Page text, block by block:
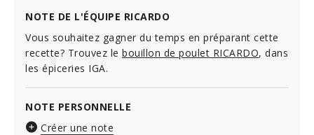
NOTE DE L'ÉQUIPE RICARDO
Vous souhaitez gagner du temps en préparant cette
recette? Trouvez le bouillon de poulet RICARDO, dans
les épiceries IGA.
NOTE PERSONNELLE
Créer une note